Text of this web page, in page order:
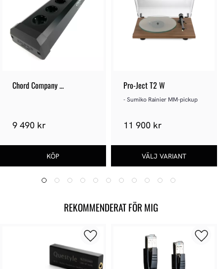
Chord Company
9 490 kr
Pro-Ject T2 W
- Sumiko Rainier MM-pickup
11 900 kr
REKOMMENDERAT FÖR MIG